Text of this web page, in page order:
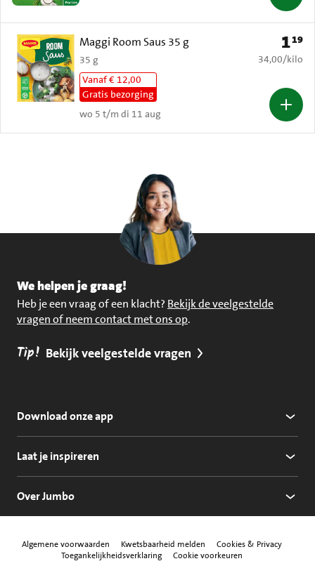
Maggi Room Saus 35 g
35 g
Vanaf € 12,00
Gratis bezorging
wo 5 t/m di 11 aug
Prijs:
119
€ 34,00 per
34,00/kilo
We helpen je graag!
Heb je een vraag of een klacht? Bekijk de veelgestelde
vragen of neem contact met ons op.
Tip! Bekijk veelgestelde vragen
Download onze app
Laat je inspireren
Over Jumbo
Algemene voorwaarden Kwetsbaarheid melden
Cookies & Privacy
Toegankelijkheidsverklaring
Cookie voorkeuren